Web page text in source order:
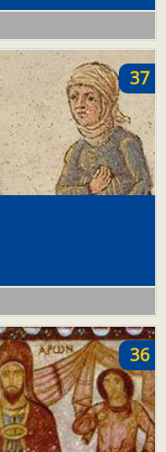
37
36